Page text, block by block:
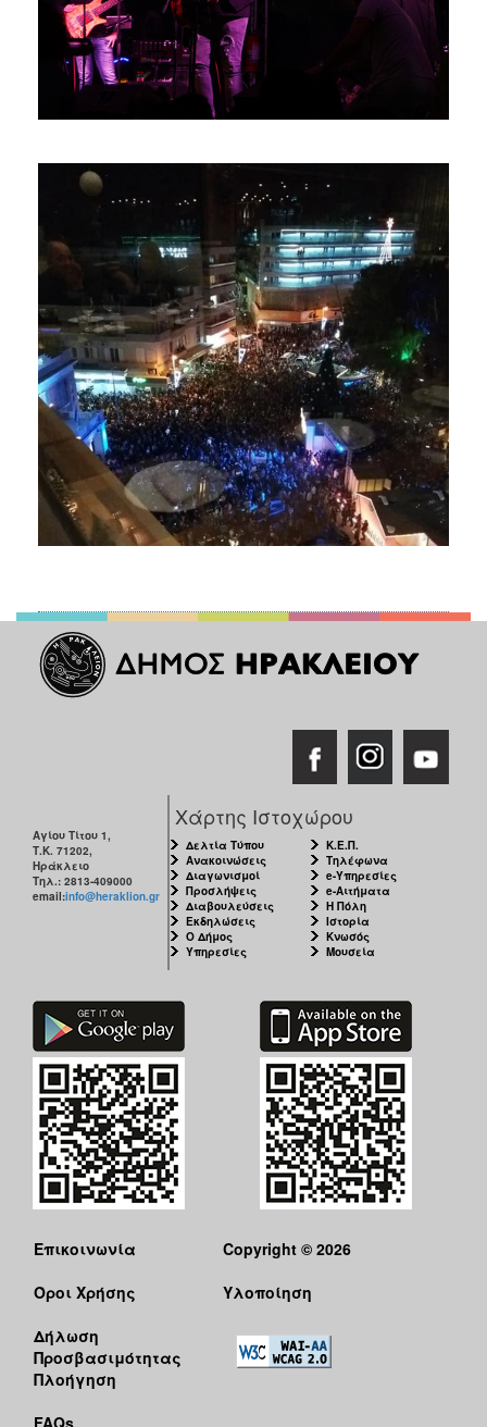
Αγίου Τίτου 1,
Τ.Κ. 71202,
Ηράκλειο
Τηλ.: 2813-409000
email:info@heraklion.gr
Χάρτης Ιστοχώρου
Δελτία Τύπου
Ανακοινώσεις
Διαγωνισμοί
Προσλήψεις
Διαβουλεύσεις
Εκδηλώσεις
Ο Δήμος
Υπηρεσίες
Κ.Ε.Π.
Τηλέφωνα
e-Υπηρεσίες
e-Αιτήματα
Η Πόλη
Ιστορία
Κνωσός
Μουσεία
Επικοινωνία
Όροι Χρήσης
Δήλωση
Προσβασιμότητας
Πλοήγηση
FAQs
Copyright © 2026
Υλοποίηση